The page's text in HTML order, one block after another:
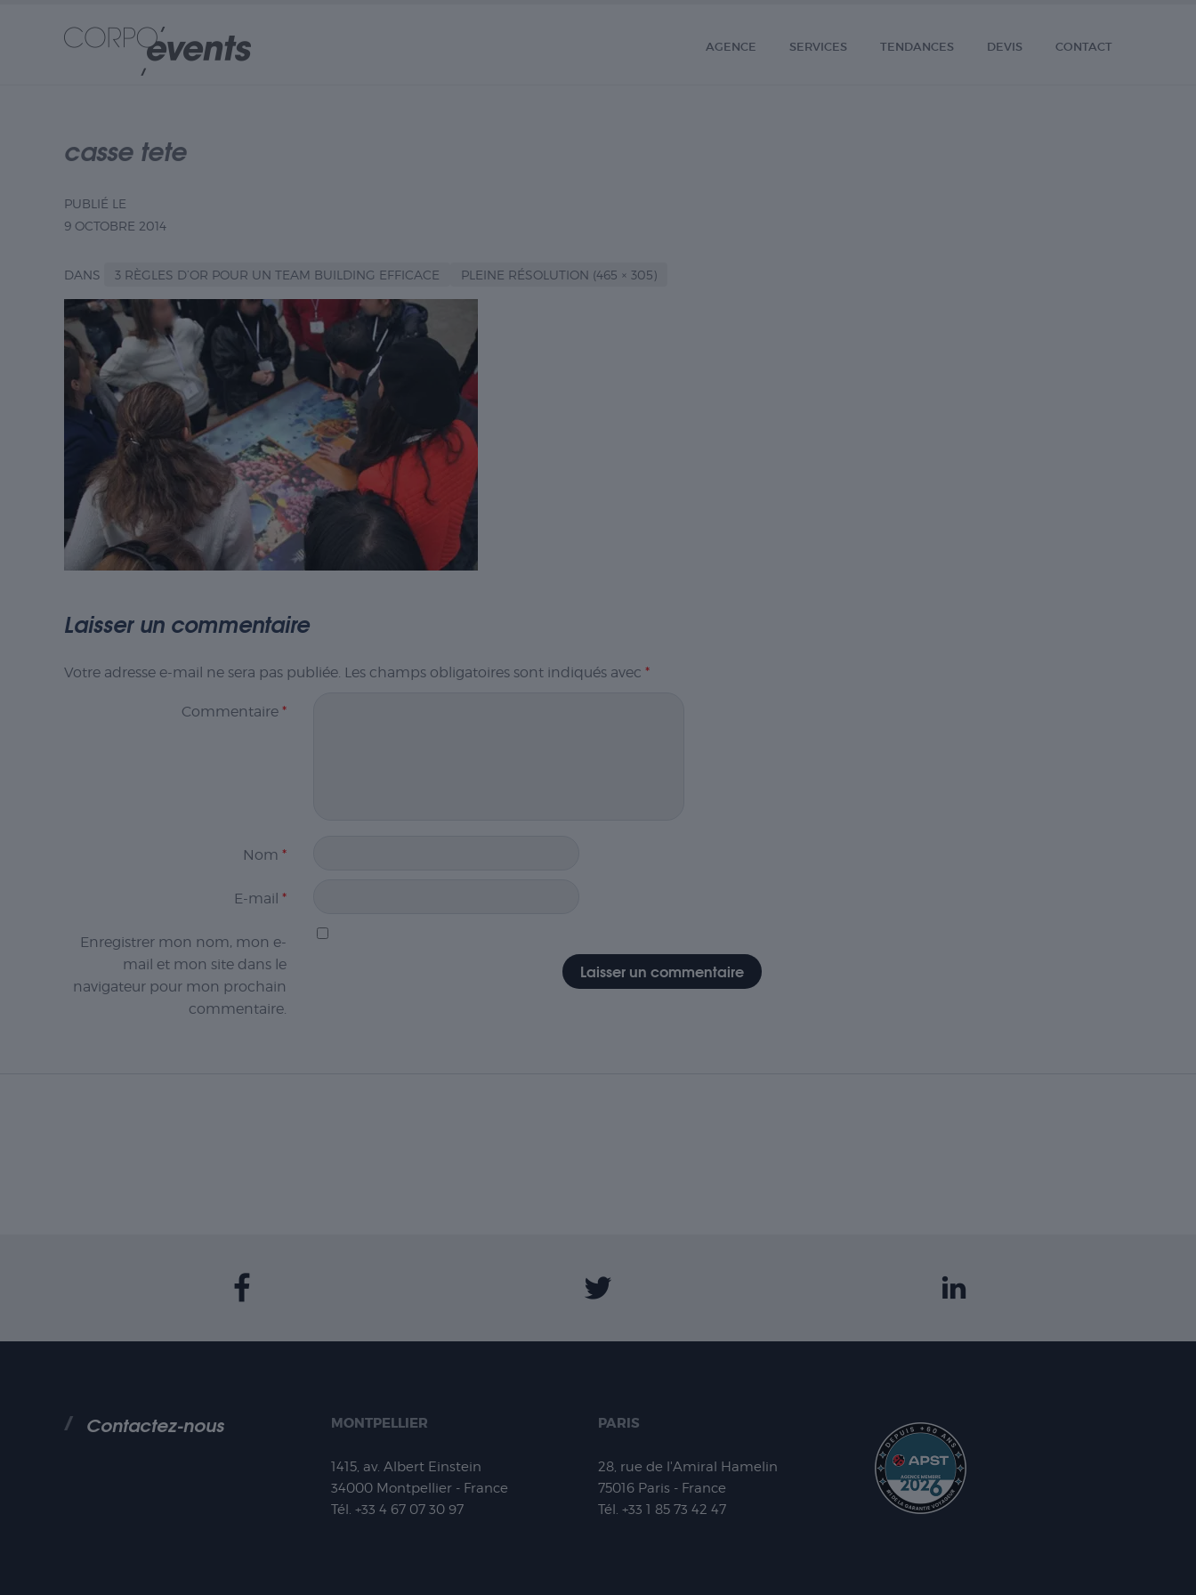
AGENCE SERVICES TENDANCES DEVIS CONTACT
casse tete
PUBLIÉ LE
9 OCTOBRE 2014
DANS 3 RÈGLES D’OR POUR UN TEAM BUILDING EFFICACE PLEINE RÉSOLUTION (465 × 305)
Laisser un commentaire
Votre adresse e-mail ne sera pas publiée. Les champs obligatoires sont indiqués avec *
Commentaire *
Nom *
E-mail *
Enregistrer mon nom, mon e-
mail et mon site dans le
navigateur pour mon prochain
commentaire.
Contactez-nous MONTPELLIER
1415, av. Albert Einstein
34000 Montpellier - France
Tél. +33 4 67 07 30 97
PARIS
28, rue de l'Amiral Hamelin
75016 Paris - France
Tél. +33 1 85 73 42 47